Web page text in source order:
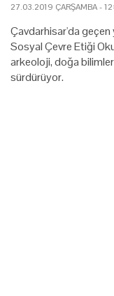
27.03.2019 ÇARŞAMBA -
Çavdarhisar'da geçen
Sosyal Çevre Etiği
arkeoloji, doğa
sürdürüyor.